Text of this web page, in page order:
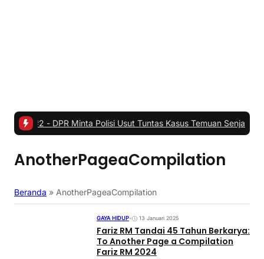
DPR Minta Polisi Usut Tuntas Kasus Temuan Senjata di Sekolah
AnotherPageaCompilation
Beranda » AnotherPageaCompilation
GAYA HIDUP• 13 Januari 2025
Fariz RM Tandai 45 Tahun Berkarya:
To Another Page a Compilation
Fariz RM 2024